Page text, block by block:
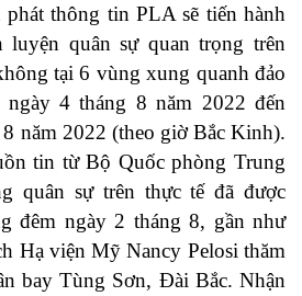
thông tin PLA sẽ tiến hành
luyện quân sự quan trọng trên
tại 6 vùng xung quanh đảo
4 tháng 8 năm 2022 đến
năm 2022 (theo giờ Bắc Kinh).
tin từ Bộ Quốc phòng Trung
quân sự trên thực tế đã được
đêm ngày 2 tháng 8, gần như
Hạ viện Mỹ Nancy Pelosi thăm
bay Tùng Sơn, Đài Bắc. Nhận